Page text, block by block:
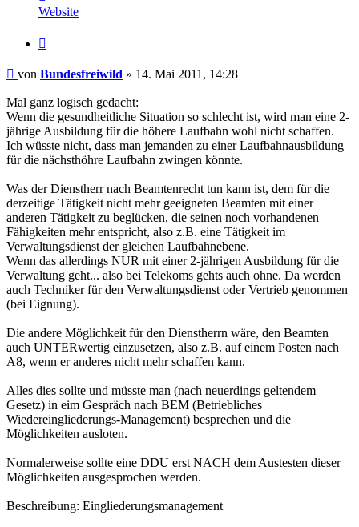
von
Bundesfreiwild
Website
Beitrag
von Bundesfreiwild » 14. Mai 2011, 14:28
Mal ganz logisch gedacht:
Wenn die gesundheitliche Situation so schlecht ist, wird man eine 2-
jährige Ausbildung für die höhere Laufbahn wohl nicht schaffen.
Ich wüsste nicht, dass man jemanden zu einer Laufbahnausbildung
für die nächsthöhre Laufbahn zwingen könnte.
Was der Dienstherr nach Beamtenrecht tun kann ist, dem für die
derzeitige Tätigkeit nicht mehr geeigneten Beamten mit einer
anderen Tätigkeit zu beglücken, die seinen noch vorhandenen
Fähigkeiten mehr entspricht, also z.B. eine Tätigkeit im
Verwaltungsdienst der gleichen Laufbahnebene.
Wenn das allerdings NUR mit einer 2-jährigen Ausbildung für die
Verwaltung geht... also bei Telekoms gehts auch ohne. Da werden
auch Techniker für den Verwaltungsdienst oder Vertrieb genommen
(bei Eignung).
Die andere Möglichkeit für den Dienstherrn wäre, den Beamten
auch UNTERwertig einzusetzen, also z.B. auf einem Posten nach
A8, wenn er anderes nicht mehr schaffen kann.
Alles dies sollte und müsste man (nach neuerdings geltendem
Gesetz) in eim Gespräch nach BEM (Betriebliches
Wiedereingliederungs-Management) besprechen und die
Möglichkeiten ausloten.
Normalerweise sollte eine DDU erst NACH dem Austesten dieser
Möglichkeiten ausgesprochen werden.
Beschreibung: Eingliederungsmanagement